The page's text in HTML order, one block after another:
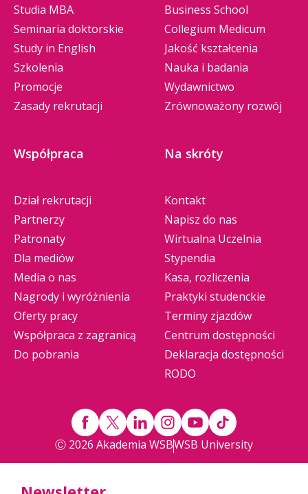
Studia MBA
Seminaria doktorskie
Study in English
Szkolenia
Promocje
Zasady rekrutacji
Business School
Collegium Medicum
Jakość kształcenia
Nauka i badania
Wydawnictwo
Zrównoważony rozwój
Współpraca
Dział rekrutacji
Partnerzy
Patronaty
Dla mediów
Media o nas
Nagrody i wyróżnienia
Oferty pracy
Współpraca z zagranicą
Do pobrania
Na skróty
Kontakt
Napisz do nas
Wirtualna Uczelnia
Stypendia
Kasa, rozliczenia
Praktyki studenckie
Terminy zjazdów
Centrum dostępności
Deklaracja dostępności
RODO
Ⓒ 2026 Akademia WSBWSB University